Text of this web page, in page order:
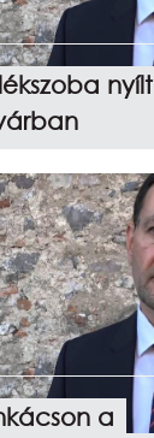
nyílt
a